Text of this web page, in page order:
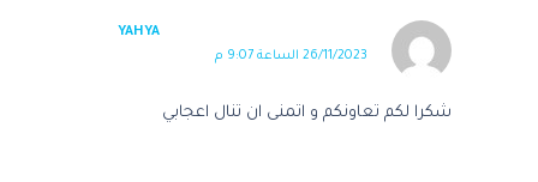
YAHYA
26/11/2023 الساعة 9:07 م
شكرا لكم تعاونكم و اتمنى ان تنال اعجابي